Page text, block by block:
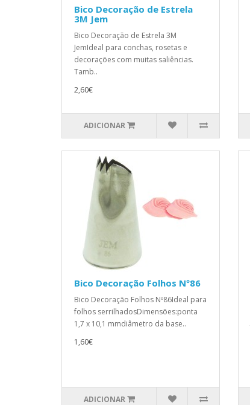
Bico Decoração de Estrela
3M Jem
Bico Decoração de Estrela 3M
JemIdeal para conchas, rosetas e
decorações com muitas saliências.
Tamb..
2,60€
ADICIONAR
Bico Decoração Folhos Nº86
Bico Decoração Folhos Nº86Ideal para
folhos serrilhadosDimensões:ponta
1,7 x 10,1 mmdiâmetro da base..
1,60€
ADICIONAR